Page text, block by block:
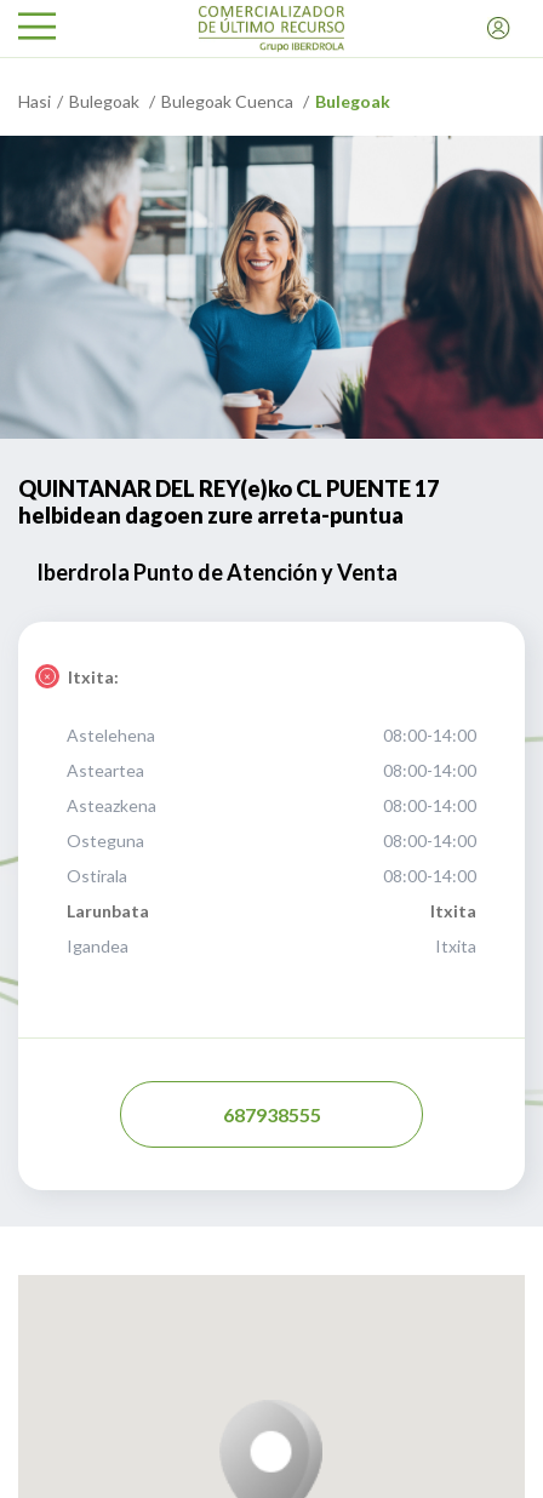
Hasi Bulegoak Bulegoak Cuenca Bulegoak
QUINTANAR DEL REY(e)ko CL PUENTE 17
helbidean dagoen zure arreta-puntua
Iberdrola Punto de Atención y Venta
Itxita:
Astelehena
08:00-14:00
Asteartea
08:00-14:00
Asteazkena
08:00-14:00
Osteguna
08:00-14:00
Ostirala
08:00-14:00
Larunbata
Itxita
Igandea
Itxita
687938555